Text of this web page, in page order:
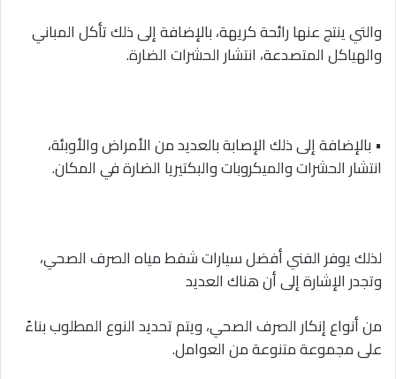
والتي ينتج عنها رائحة كريهة، بالإضافة إلى ذلك تأكل المباني
والهياكل المتصدعة، انتشار الحشرات الضارة.
• بالإضافة إلى ذلك الإصابة بالعديد من الأمراض والأوبئة،
انتشار الحشرات والميكروبات والبكتيريا الضارة في المكان.
لذلك يوفر الفني أفضل سيارات شفط مياه الصرف الصحي،
وتجدر الإشارة إلى أن هناك العديد
من أنواع إنكار الصرف الصحي، ويتم تحديد النوع المطلوب بناءً
على مجموعة متنوعة من العوامل.